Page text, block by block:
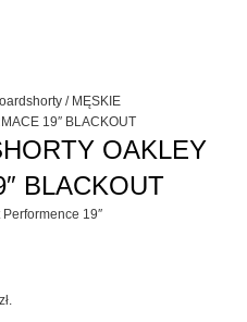
/ MĘSKIE
19″ BLACKOUT
OAKLEY
BLACKOUT
19″
zł.